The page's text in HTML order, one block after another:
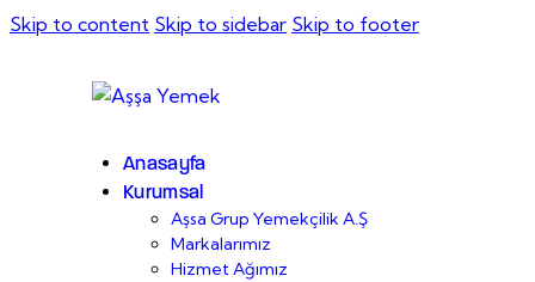
Skip to content Skip to sidebar Skip to footer
Anasayfa
Kurumsal
Aşsa Grup Yemekçilik A.Ş
Markalarımız
Hizmet Ağımız